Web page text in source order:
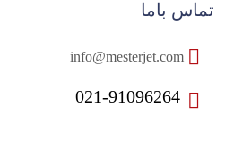
تماس باما
021-91096264